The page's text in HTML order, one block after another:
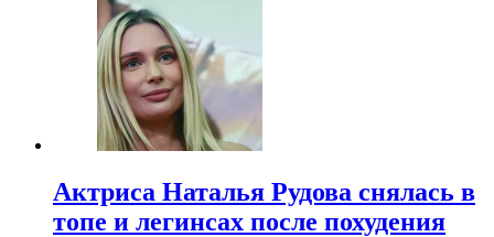
Актриса Наталья Рудова снялась в
топе и легинсах после похудения